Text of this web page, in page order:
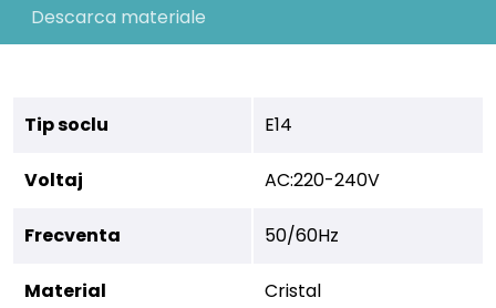
Descarca materiale
Tip soclu E14
Voltaj AC:220-240V
Frecventa 50/60Hz
Material Cristal